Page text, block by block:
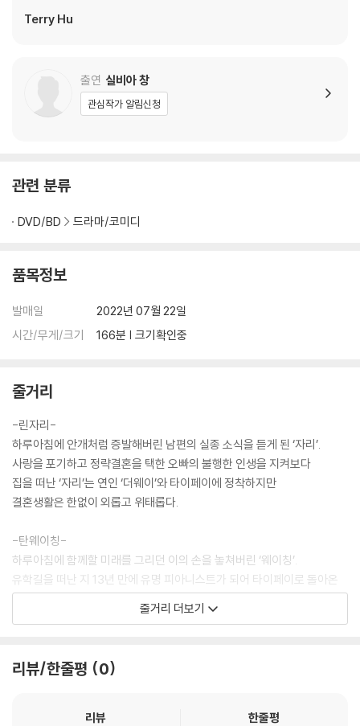
Terry Hu
출연 실비아 창
관심작가 알림신청
관련 분류
DVD/BD 드라마/코미디
품목정보
발매일
2022년 07월 22일
시간/무게/크기
166분 | 크기확인중
줄거리
-린자리-
하루아침에 안개처럼 증발해버린 남편의 실종 소식을 듣게 된 ‘자리’.
사랑을 포기하고 정략결혼을 택한 오빠의 불행한 인생을 지켜보다
집을 떠난 ‘자리’는 연인 ‘더웨이’와 타이페이에 정착하지만
결혼생활은 한없이 외롭고 위태롭다.
-탄웨이칭-
하루아침에 함께할 미래를 그리던 이의 손을 놓쳐버린 ‘웨이칭’.
유학길을 떠난 지 13년 만에 유명 피아니스트가 되어 타이페이로 돌아온
다.
귀국 공연을 몇 시간 앞둔 그녀에게 옛 연인의 동생 ‘자리’가 찾아온다.
간절할수록 잡을 수 없었던 사랑과
줄거리 더보기
리뷰/한줄평 0
리뷰
한줄평